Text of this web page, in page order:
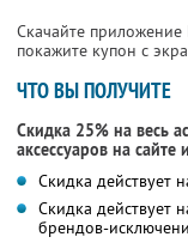
Скачайте
покажите купон с
ЧТО ВЫ ПОЛУЧИТЕ
Скидка 25% на весь
аксессуаров на сайте
Скидка действует
Скидка действует
брендов-